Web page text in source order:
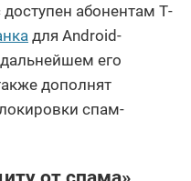
абонентам Т-
для Android-
его
дополнят
спам-